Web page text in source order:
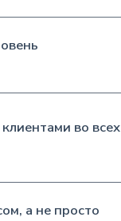
во всех
а не просто